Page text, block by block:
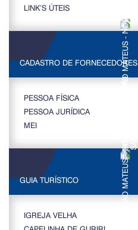
LINK’S ÚTEIS
CADASTRO DE FORNECEDORES
PESSOA FÍSICA
PESSOA JURÍDICA
MEI
GUIA TURÍSTICO
IGREJA VELHA